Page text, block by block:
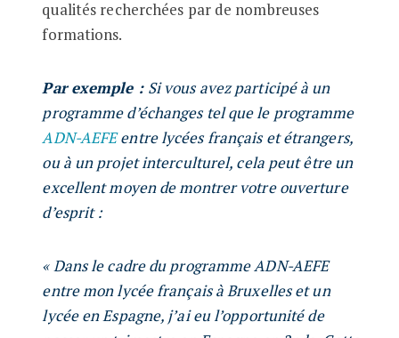
qualités recherchées par de nombreuses
formations.
Par exemple : Si vous avez participé à un
programme d’échanges tel que le programme
ADN-AEFEentre lycées français et étrangers,
ou à un projet interculturel, cela peut être un
excellent moyen de montrer votre ouverture
d’esprit :
« Dans le cadre du programme ADN-AEFE
entre mon lycée français à Bruxelles et un
lycée en Espagne, j’ai eu l’opportunité de